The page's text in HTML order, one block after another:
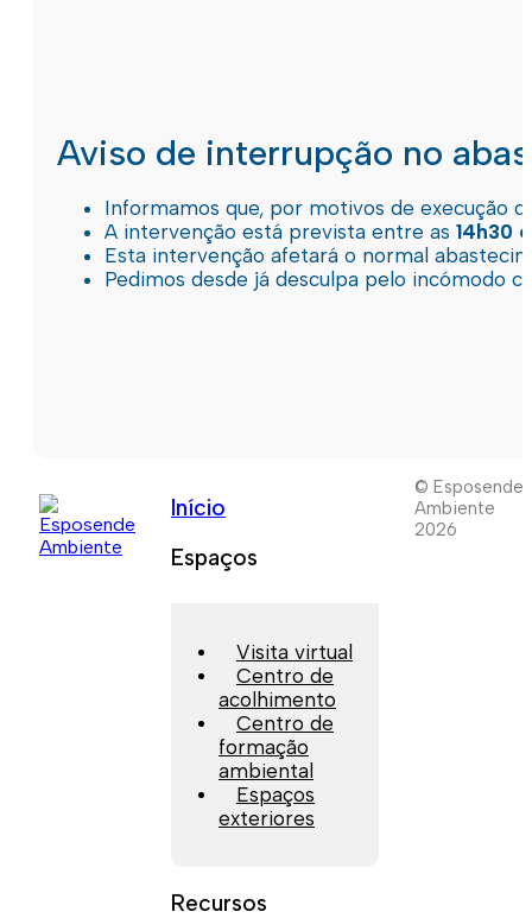
Aviso de interrupção no
Informamos que, por motivos de execução
A intervenção está prevista entre as 14h30
Esta intervenção afetará o normal
Pedimos desde já desculpa pelo incómodo
Início
Espaços
Visita virtual
Centro de
acolhimento
Centro de
formação
ambiental
Espaços
exteriores
Recursos
© Esposende
Ambiente
2026